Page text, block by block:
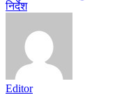
निर्देश
Editor